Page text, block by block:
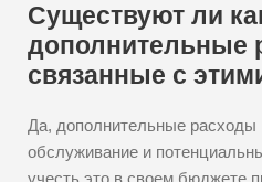
Существуют ли
дополнительные
связанные с
Да, дополнительные расходы
обслуживание и
учесть это в своем бюджете